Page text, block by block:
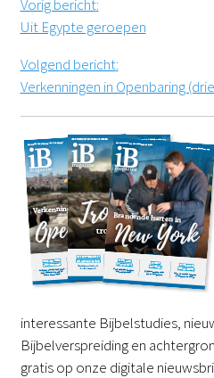
Vorig bericht:
Uit Egypte geroepen
Volgend bericht:
Verkenningen in Openbaring
interessante Bijbelstudies,
Bijbelverspreiding en
gratis op onze digitale